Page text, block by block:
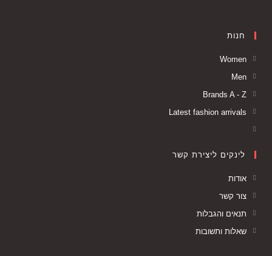
חנות
Women
Men
Brands A - Z
Latest fashion arrivals
לינקים ליצירת קשר
אודות
צור קשר
תנאים והגבלות
שאלות ותשובות